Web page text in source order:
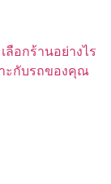
อกร้านอย่างไร
ะกับรถของคุณ